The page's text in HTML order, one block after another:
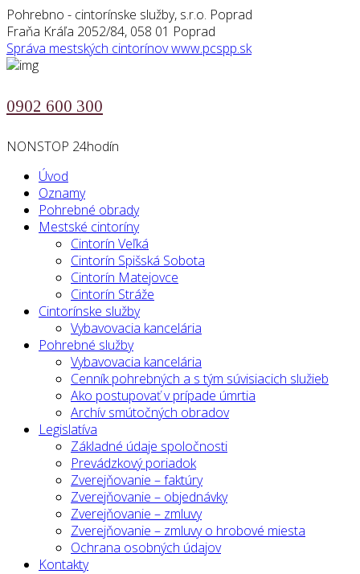
Pohrebno - cintorínske služby, s.r.o. Poprad
Fraňa Kráľa 2052/84, 058 01 Poprad
Správa mestských cintorínovwww.pcspp.sk
0902 600 300
NONSTOP 24hodín
Úvod
Oznamy
Pohrebné obrady
Mestské cintoríny
Cintorín Veľká
Cintorín Spišská Sobota
Cintorín Matejovce
Cintorín Stráže
Cintorínske služby
Vybavovacia kancelária
Pohrebné služby
Vybavovacia kancelária
Cenník pohrebných a s tým súvisiacich služieb
Ako postupovať v prípade úmrtia
Archív smútočných obradov
Legislatíva
Základné údaje spoločnosti
Prevádzkový poriadok
Zverejňovanie – faktúry
Zverejňovanie – objednávky
Zverejňovanie – zmluvy
Zverejňovanie – zmluvy o hrobové miesta
Ochrana osobných údajov
Kontakty